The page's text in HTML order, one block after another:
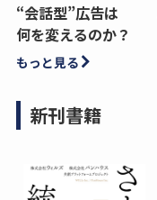
“会話型”広告は
何を変えるのか？
もっと見る
新刊書籍